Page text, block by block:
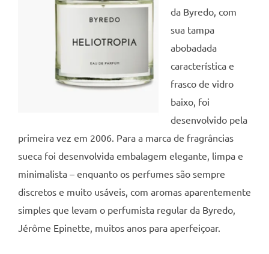
da Byredo, com
sua tampa
abobadada
característica e
frasco de vidro
baixo, foi
desenvolvido pela
primeira vez em 2006. Para a marca de fragrâncias
sueca foi desenvolvida embalagem elegante, limpa e
minimalista – enquanto os perfumes são sempre
discretos e muito usáveis, com aromas aparentemente
simples que levam o perfumista regular da Byredo,
Jérôme Epinette, muitos anos para aperfeiçoar.